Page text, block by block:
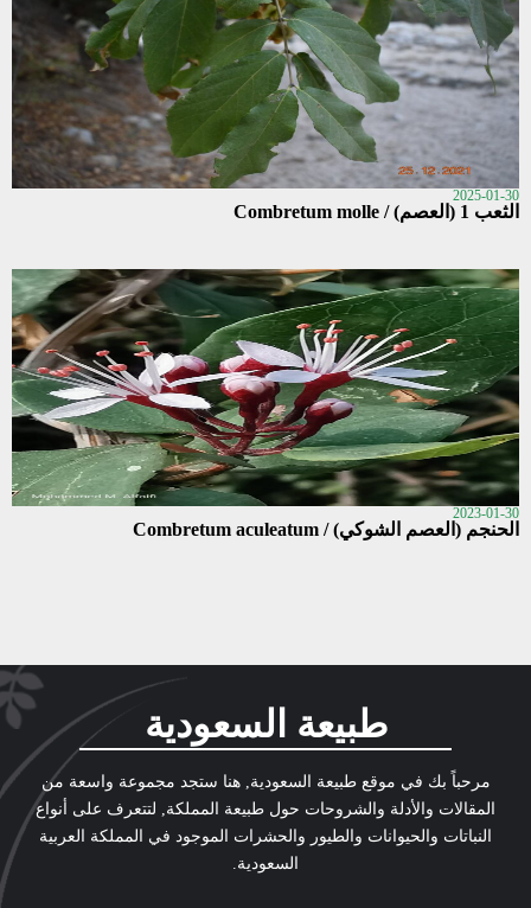
2025-01-30
الثعب 1 (العصم) / Combretum molle
2023-01-30
الحنجم (العصم الشوكي) / Combretum aculeatum
طبيعة السعودية
مرحباً بك في موقع طبيعة السعودية, هنا ستجد مجموعة واسعة من
المقالات والأدلة والشروحات حول طبيعة المملكة, لتتعرف على أنواع
النباتات والحيوانات والطيور والحشرات الموجود في المملكة العربية
السعودية.